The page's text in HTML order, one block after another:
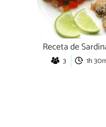
Receta de
3 1h